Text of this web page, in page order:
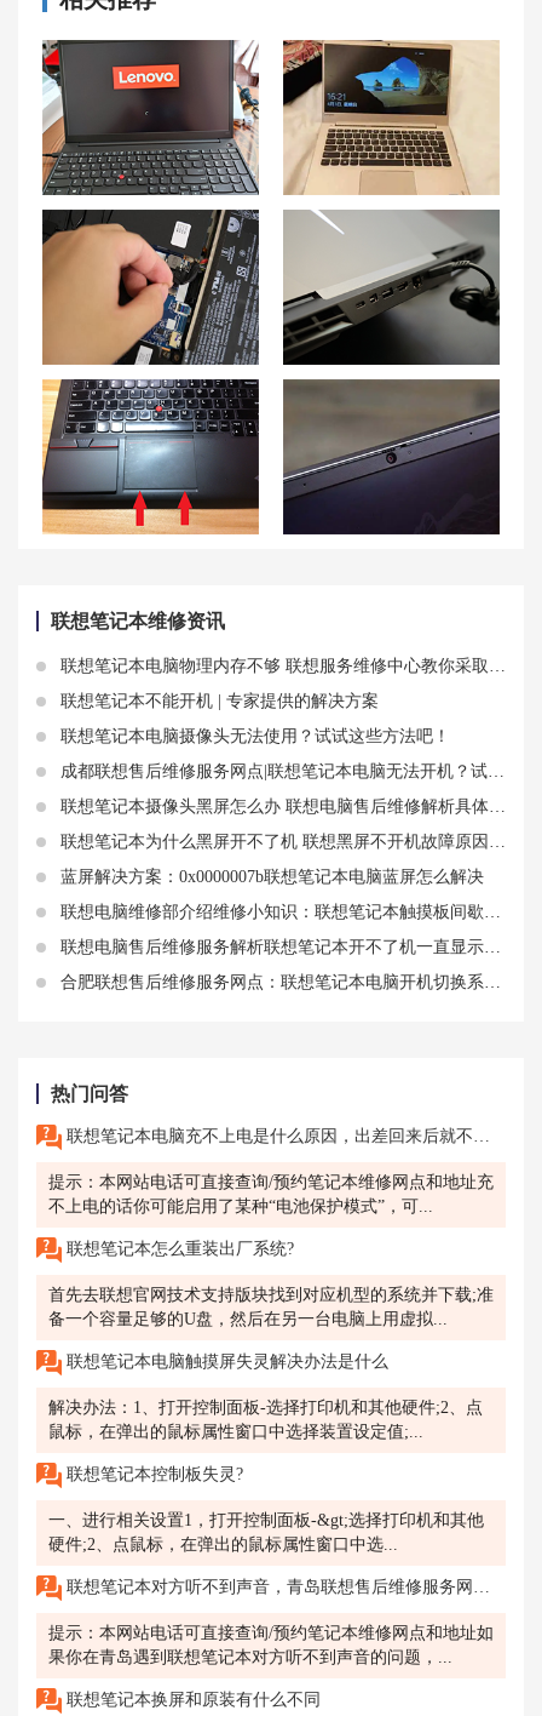
进水故障解析：联想笔记本电脑进水了有什么解决方法 联想小新Air13续航测评及续航时间分析
拯救者Y7000运行内存升级及拓展容量解析 联想拯救者Y7000P笔记本电池充电慢的原因及解决办法
联想笔记本维修资讯
联想笔记本电脑物理内存不够 联想服务维修中心教你采取措施
联想笔记本不能开机 | 专家提供的解决方案
联想笔记本电脑摄像头无法使用？试试这些方法吧！
成都联想售后维修服务网点|联想笔记本电脑无法开机？试试这些方法
联想笔记本摄像头黑屏怎么办 联想电脑售后维修解析具体操作步骤方法
联想笔记本为什么黑屏开不了机 联想黑屏不开机故障原因分析
蓝屏解决方案：0x0000007b联想笔记本电脑蓝屏怎么解决
联想电脑维修部介绍维修小知识：联想笔记本触摸板间歇性失灵
联想电脑售后维修服务解析联想笔记本开不了机一直显示白联想笔记本故障
合肥联想售后维修服务网点：联想笔记本电脑开机切换系统 联想笔记本电脑开机设置启动项
热门问答
联想笔记本电脑充不上电是什么原因，出差回来后就不行了。有推荐最近的联想售后网点吗？我在温州。
提示：本网站电话可直接查询/预约笔记本维修网点和地址充
不上电的话你可能启用了某种“电池保护模式”，可...
联想笔记本怎么重装出厂系统?
首先去联想官网技术支持版块找到对应机型的系统并下载;准
备一个容量足够的U盘，然后在另一台电脑上用虚拟...
联想笔记本电脑触摸屏失灵解决办法是什么
解决办法：1、打开控制面板-选择打印机和其他硬件;2、点
鼠标，在弹出的鼠标属性窗口中选择装置设定值;...
联想笔记本控制板失灵?
一、进行相关设置1，打开控制面板-&gt;选择打印机和其他
硬件;2、点鼠标，在弹出的鼠标属性窗口中选...
联想笔记本对方听不到声音，青岛联想售后维修服务网点如何帮助解决?你在青岛使用联想笔记本进行视频通话或语音聊天时，对方反馈无法听到你的声音。
提示：本网站电话可直接查询/预约笔记本维修网点和地址如
果你在青岛遇到联想笔记本对方听不到声音的问题，...
联想笔记本换屏和原装有什么不同